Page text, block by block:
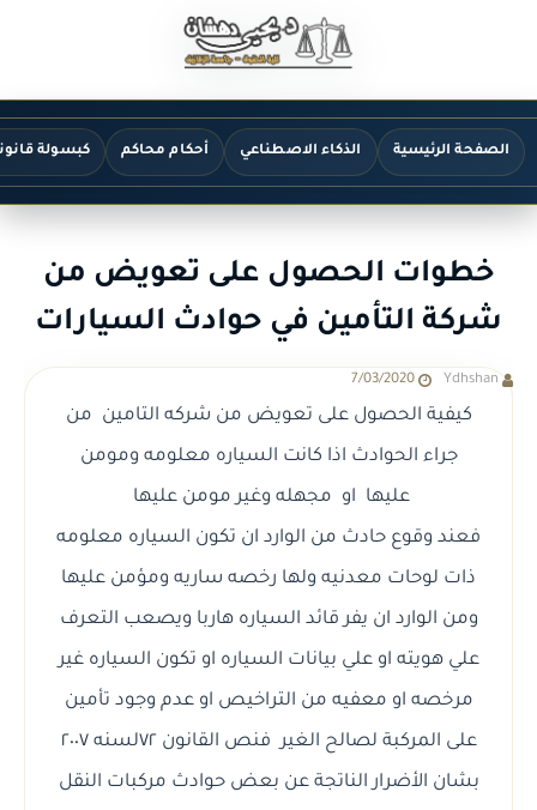
الصفحة الرئيسية الذكاء الاصطناعي أحكام محاكم كبسولة
خطوات الحصول على تعويض من
شركة التأمين في حوادث السيارات
Ydhshan
7/03/2020
كيفية الحصول على تعويض من شركه التامين من
جراء الحوادث اذا كانت السياره معلومه ومومن
عليها او مجهله وغير مومن عليها
فعند وقوع حادث من الوارد ان تكون السياره معلومه
ذات لوحات معدنيه ولها رخصه ساريه ومؤمن عليها
ومن الوارد ان يفر قائد السياره هاربا ويصعب التعرف
علي هويته او علي بيانات السياره او تكون السياره غير
مرخصه او معفيه من التراخيص او عدم وجود تأمين
على المركبة لصالح الغير فنص القانون ٧٢لسنه ٢٠٠٧
بشان الأضرار الناتجة عن بعض حوادث مركبات النقل